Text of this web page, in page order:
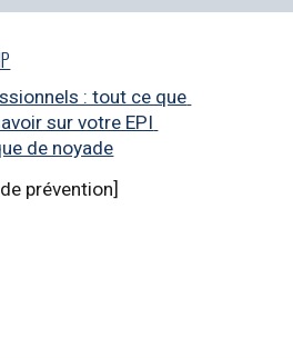
: tout ce que
sur votre EPI
de noyade
prévention]